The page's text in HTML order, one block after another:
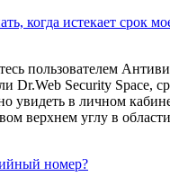
когда истекает срок
пользователем
Dr.Web Security Space,
увидеть в личном
верхнем углу в
номер?